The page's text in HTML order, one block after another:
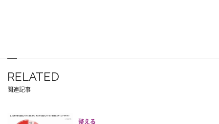
RELATED
関連記事
整える